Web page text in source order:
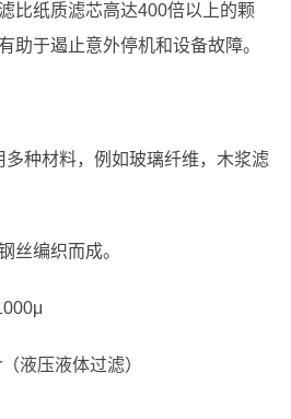
比纸质滤芯高达400倍以上的颗
助于遏止意外停机和设备故障。
种材料，例如玻璃纤维，木浆滤
丝编织而成。
液压液体过滤）